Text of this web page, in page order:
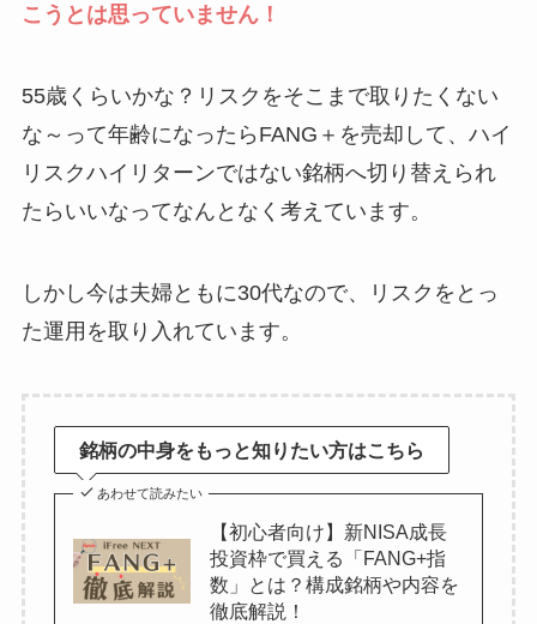
こうとは思っていません！
55歳くらいかな？リスクをそこまで取りたくない
な～って年齢になったらFANG＋を売却して、ハイ
リスクハイリターンではない銘柄へ切り替えられ
たらいいなってなんとなく考えています。
しかし今は夫婦ともに30代なので、リスクをとっ
た運用を取り入れています。
銘柄の中身をもっと知りたい方はこちら
あわせて読みたい
【初心者向け】新NISA成長
投資枠で買える「FANG+指
数」とは？構成銘柄や内容を
徹底解説！